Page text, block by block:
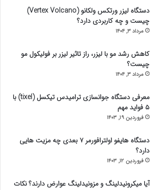
دستگاه لیزر ورتکس ولکانو (Vertex Volcano)
چیست و چه کاربردی دارد؟
مرداد ۳, ۱۴۰۴
کاهش رشد مو با لیزر، راز تاثیر لیزر بر فولیکول‌ مو
چیست؟
مرداد ۳, ۱۴۰۴
معرفی دستگاه جوانسازی ترامیدس تیکسل (tixel) با
۵ فواید مهم
فروردین ۱۹, ۱۴۰۳
دستگاه هایفو اولترافورمر ۷ بعدی چه مزیت هایی
دارد؟
فروردین ۱۲, ۱۴۰۳
آیا میکرونیدلینگ و مزونیدلینگ عوارض دارند؟ نکات